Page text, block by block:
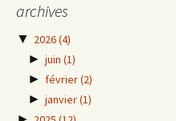
archives
▼ 2026(4)
► juin (1)
► février(2)
► janvier(1)